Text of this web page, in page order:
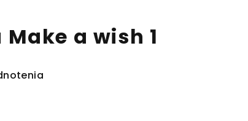
a wish 1